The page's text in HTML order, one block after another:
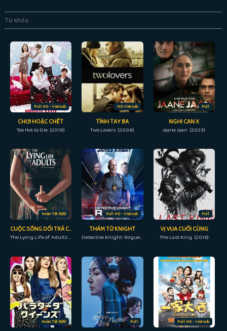
Từ khóa
Full HD - Vietsub
CHƠI HOẶC CHẾT
Too Hot to Die (2018)
HD Vietsub
TÌNH TAY BA
Two Lovers (2008)
Full
NGHI CAN X
Jaane Jaan (2023)
Hoàn Tất (6/6)
CUỘC SỐNG DỐI TRÁ CỦA NGƯỜI LỚN
The Lying Life of Adults (2022)
Full HD - Vietsub
THÁM TỬ KNIGHT
Detective Knight: Rogue (2022)
Full
VỊ VUA CUỐI CÙNG
The Last King (2016)
Hoàn Tất (6/6) Full Full HD - Vietsub